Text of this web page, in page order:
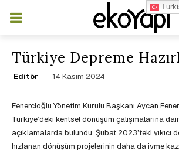
Türkiye Depreme
Editör 14 Kasım 2024
Fenercioğlu Yönetim Kurulu Başkanı Aycan
Türkiye’deki kentsel dönüşüm çalışmalarına
açıklamalarda bulundu. Şubat 2023’teki yıkıcı
hızlanan dönüşüm projelerinin daha da ivme